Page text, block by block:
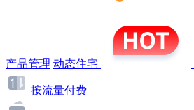
产品管理 动态住宅
按流量付费